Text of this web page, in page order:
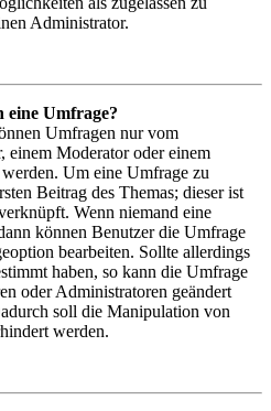
Administrator.
eine Umfrage?
Umfragen nur vom
einem Moderator oder einem
Um eine Umfrage zu
Beitrag des Themas; dieser ist
Wenn niemand eine
können Benutzer die Umfrage
bearbeiten. Sollte allerdings
haben, so kann die Umfrage
oder Administratoren geändert
soll die Manipulation von
werden.